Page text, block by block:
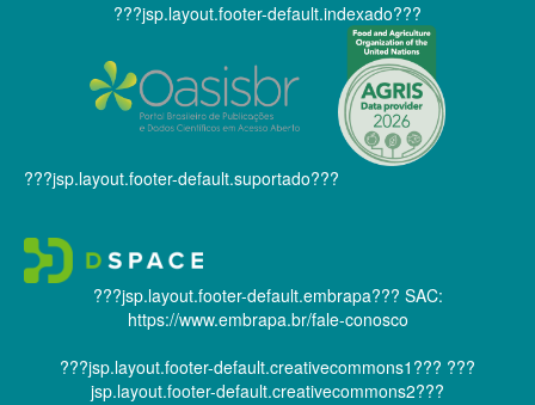
???jsp.layout.footer-default.indexado???
???jsp.layout.footer-default.suportado???
???jsp.layout.footer-default.embrapa??? SAC:
https://www.embrapa.br/fale-conosco
???jsp.layout.footer-default.creativecommons1??? ???
jsp.layout.footer-default.creativecommons2???